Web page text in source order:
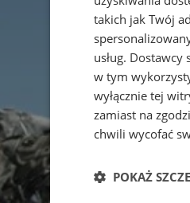
takich jak Twój
usług. Dostawcy
w tym
wyłącznie tej
zamiast na
chwili wycofać
POKAŻ